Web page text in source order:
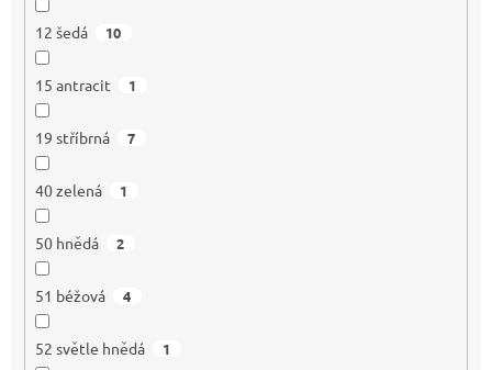
12 šedá 10
15 antracit 1
19 stříbrná 7
40 zelená 1
50 hnědá 2
51 béžová 4
52 světle hnědá 1